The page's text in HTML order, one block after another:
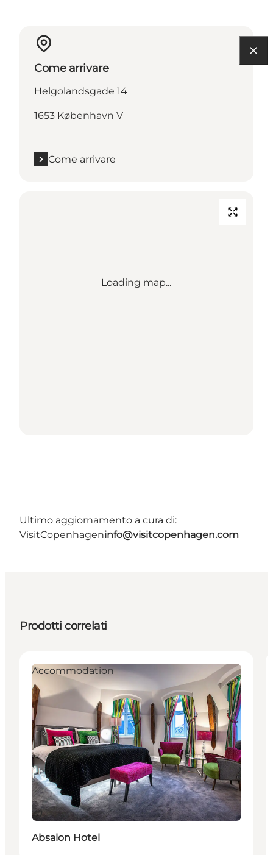
Come arrivare
Helgolandsgade 14
1653 København V
Come arrivare
Loading map...
Ultimo aggiornamento a cura di:
VisitCopenhageninfo@visitcopenhagen.com
Prodotti correlati
Sostenibile
Accommodation
Absalon Hotel